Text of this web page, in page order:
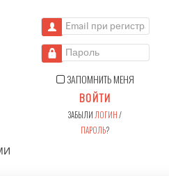
Email при регистрации
Пароль
ЗАПОМНИТЬ МЕНЯ
ВОЙТИ
ЗАБЫЛИ ЛОГИН/
ПАРОЛЬ?